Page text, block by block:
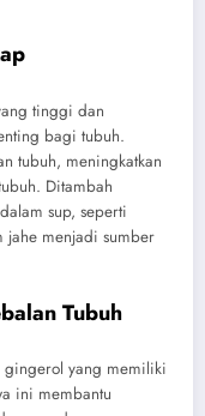
tinggi dan
bagi tubuh.
tubuh, meningkatkan
Ditambah
sup, seperti
jahe menjadi sumber
Tubuh
gingerol yang memiliki
ini membantu